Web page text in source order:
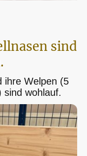
sind
ihre Welpen (5
sind wohlauf.